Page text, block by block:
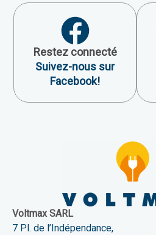
Restez connecté
Suivez-nous sur
Facebook!
Voltmax SARL
7 Pl. de l’Indépendance,